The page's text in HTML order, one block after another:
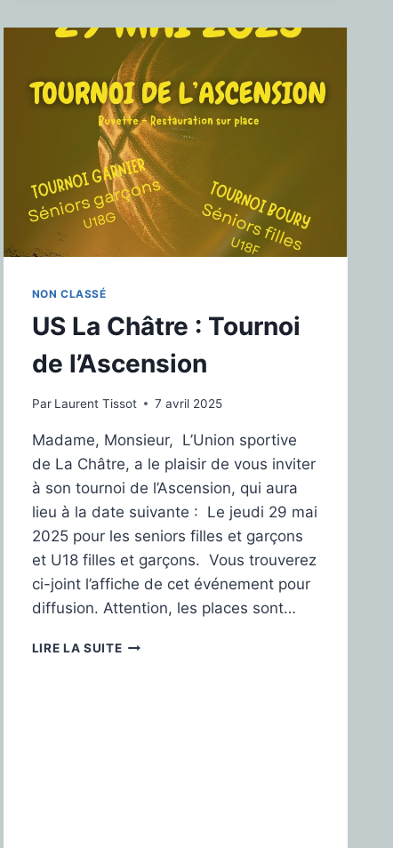
NON CLASSÉ
US La Châtre : Tournoi
de l’Ascension
Par Laurent Tissot 7 avril 2025
Madame, Monsieur, L’Union sportive
de La Châtre, a le plaisir de vous inviter
à son tournoi de l’Ascension, qui aura
lieu à la date suivante : Le jeudi 29 mai
2025 pour les seniors filles et garçons
et U18 filles et garçons. Vous trouverez
ci-joint l’affiche de cet événement pour
diffusion. Attention, les places sont…
LIRE LA SUITE